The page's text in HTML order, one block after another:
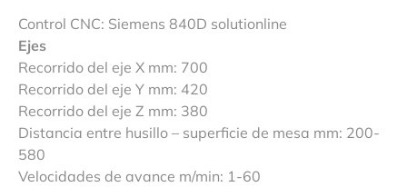
Control CNC: Siemens 840D solutionline
Ejes
Recorrido del eje X mm: 700
Recorrido del eje Y mm: 420
Recorrido del eje Z mm: 380
Distancia entre husillo – superficie de mesa mm: 200-
580
Velocidades de avance m/min: 1-60